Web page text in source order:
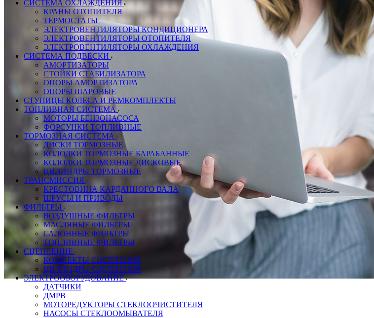
СИСТЕМА ОХЛАЖДЕНИЯ
КРАНЫ ОТОПИТЕЛЯ
ТЕРМОСТАТЫ
ЭЛЕКТРОВЕНТИЛЯТОРЫ КОНДИЦИОНЕРА
ЭЛЕКТРОВЕНТИЛЯТОРЫ ОТОПИТЕЛЯ
ЭЛЕКТРОВЕНТИЛЯТОРЫ ОХЛАЖДЕНИЯ
СИСТЕМА ПОДВЕСКИ
АМОРТИЗАТОРЫ
СТОЙКИ СТАБИЛИЗАТОРА
ОПОРЫ АМОРТИЗАТОРА
ОПОРЫ ШАРОВЫЕ
СТУПИЦЫ КОЛЕСА И РЕМКОМПЛЕКТЫ
ТОПЛИВНАЯ СИСТЕМА
МОТОРЫ БЕНЗОНАСОСА
ФОРСУНКИ ТОПЛИВНЫЕ
ТОРМОЗНАЯ СИСТЕМА
ДИСКИ ТОРМОЗНЫЕ
КОЛОДКИ ТОРМОЗНЫЕ БАРАБАННЫЕ
КОЛОДКИ ТОРМОЗНЫЕ ДИСКОВЫЕ
ЦИЛИНДРЫ ТОРМОЗНЫЕ
ТРАНСМИССИЯ
КРЕСТОВИНА КАРДАННОГО ВАЛА
ШРУСЫ И ПРИВОДЫ
ФИЛЬТРЫ
ВОЗДУШНЫЕ ФИЛЬТРЫ
МАСЛЯНЫЕ ФИЛЬТРЫ
САЛОННЫЕ ФИЛЬТРЫ
ТОПЛИВНЫЕ ФИЛЬТРЫ
СЦЕПЛЕНИЕ
КОМЛЕКТЫ СЦЕПЛЕНИЯ
ЦИЛИНДРЫ СЦЕПЛЕНИЯ
ЭЛЕКТРООБОРУДОВАНИЕ
ДАТЧИКИ
ДМРВ
МОТОРЕДУКТОРЫ СТЕКЛООЧИСТИТЕЛЯ
НАСОСЫ СТЕКЛООМЫВАТЕЛЯ